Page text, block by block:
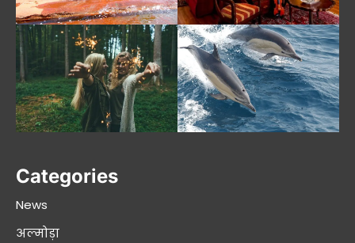
Categories
News
अल्मोड़ा